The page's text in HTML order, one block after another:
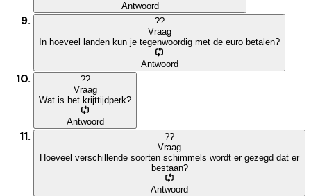
Antwoord
??
Vraag
In hoeveel landen kun je tegenwoordig met de euro betalen?
Antwoord
??
Vraag
Wat is het krijttijdperk?
Antwoord
??
Vraag
Hoeveel verschillende soorten schimmels wordt er gezegd dat er
bestaan?
Antwoord